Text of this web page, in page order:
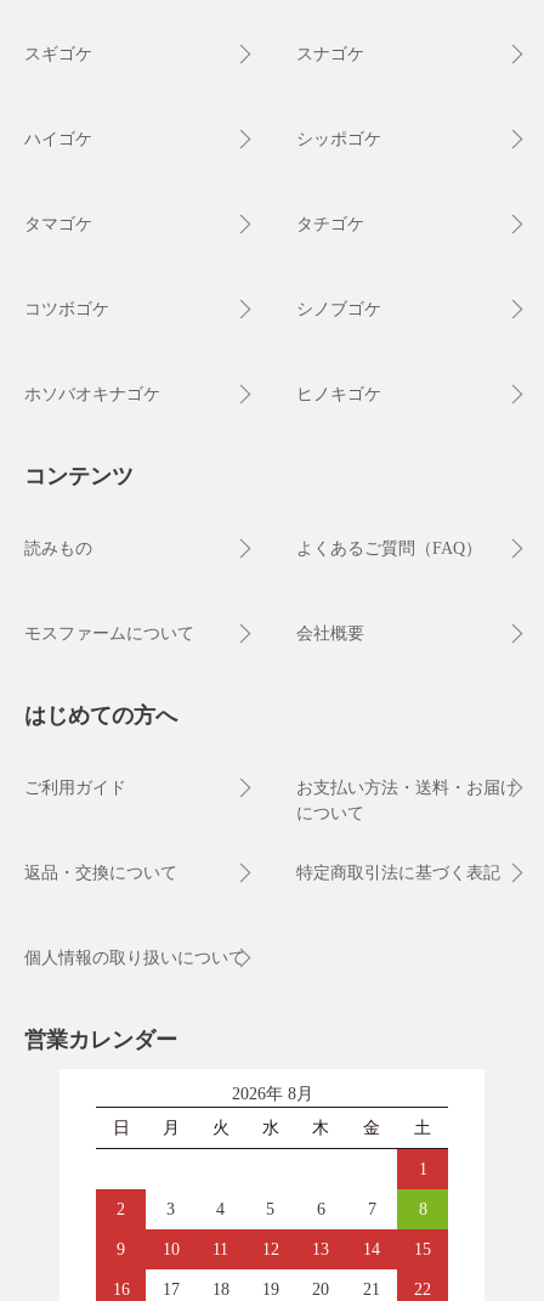
スギゴケ スナゴケ
ハイゴケ シッポゴケ
タマゴケ タチゴケ
コツボゴケ シノブゴケ
ホソバオキナゴケ ヒノキゴケ
コンテンツ
読みもの よくあるご質問（FAQ）
モスファームについて 会社概要
はじめての方へ
ご利用ガイド
お支払い方法・送料・お届け
について
返品・交換について 特定商取引法に基づく表記
個人情報の取り扱いについて
営業カレンダー
2026年 8月
日
月 火 水 木 金 土
1
2 3 4 5 6 7 8
9 10 11 12 13 14 15
16 17 18 19 20 21 22